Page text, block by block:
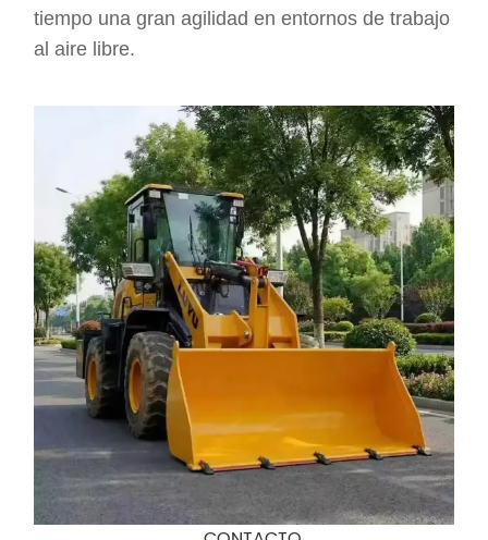
tiempo una gran agilidad en entornos de trabajo
al aire libre.